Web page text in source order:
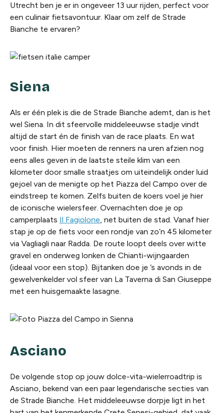
Utrecht ben je er in ongeveer 13 uur rijden, perfect voor
een culinair fietsavontuur. Klaar om zelf de Strade
Bianche te ervaren?
Siena
Als er één plek is die de Strade Bianche ademt, dan is het
wel Siena. In dit sfeervolle middeleeuwse stadje vindt
altijd de start én de finish van de race plaats. En wat
voor finish. Hier moeten de renners na uren afzien nog
eens alles geven in de laatste steile klim van een
kilometer door smalle straatjes om uiteindelijk onder luid
gejoel van de menigte op het Piazza del Campo over de
eindstreep te komen. Zelfs buiten de koers voel je hier
de iconische wielersfeer. Overnachten doe je op
camperplaats Il Fagiolone, net buiten de stad. Vanaf hier
stap je op de fiets voor een rondje van zo’n 45 kilometer
via Vagliagli naar Radda. De route loopt deels over witte
gravel en onderweg lonken de Chianti-wijngaarden
(ideaal voor een stop). Bijtanken doe je ’s avonds in de
gewelvenkelder vol sfeer van La Taverna di San Giuseppe
met een huisgemaakte lasagne.
Asciano
De volgende stop op jouw dolce-vita-wielerroadtrip is
Asciano, bekend van een paar legendarische secties van
de Strade Bianche. Het middeleeuwse dorpje ligt in het